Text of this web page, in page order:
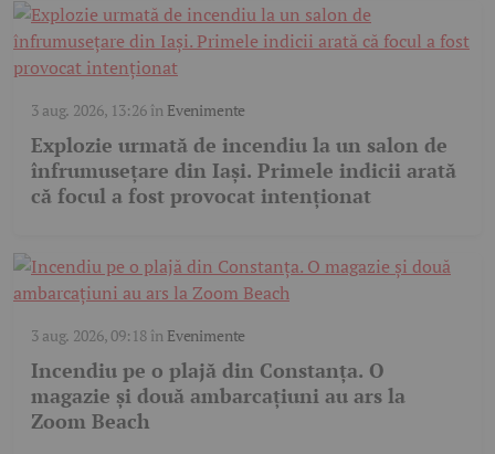
3 aug. 2026, 13:26în Evenimente
Explozie urmată de incendiu la un salon de
înfrumusețare din Iași. Primele indicii arată
că focul a fost provocat intenționat
3 aug. 2026, 09:18în Evenimente
Incendiu pe o plajă din Constanța. O
magazie și două ambarcațiuni au ars la
Zoom Beach